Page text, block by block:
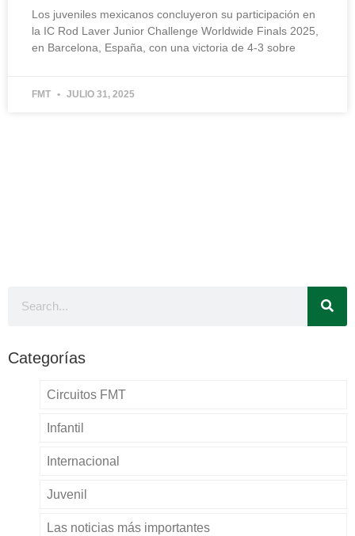
Los juveniles mexicanos concluyeron su participación en
la IC Rod Laver Junior Challenge Worldwide Finals 2025,
en Barcelona, España, con una victoria de 4-3 sobre
FMT JULIO 31, 2025
Categorías
Circuitos FMT
Infantil
Internacional
Juvenil
Las noticias más importantes